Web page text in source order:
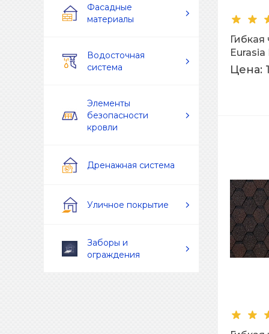
Фасадные
материалы
Водосточная
система
Элементы
безопасности
кровли
Дренажная система
Уличное покрытие
Заборы и
ограждения
Цена: